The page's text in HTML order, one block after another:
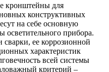
кронштейны для
конструктивных
на себе основную
осветительного прибора.
ее коррозионной
характеристик
всей системы
критерий –